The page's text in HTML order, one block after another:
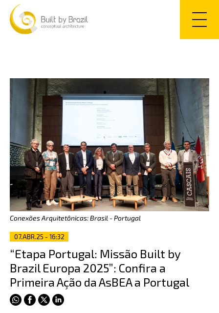
PT EN
Conexões Arquitetônicas: Brasil - Portugal
07.ABR.25 - 16:32
“Etapa Portugal: Missão Built by
Brazil Europa 2025”: Confira a
Primeira Ação da AsBEA a Portugal